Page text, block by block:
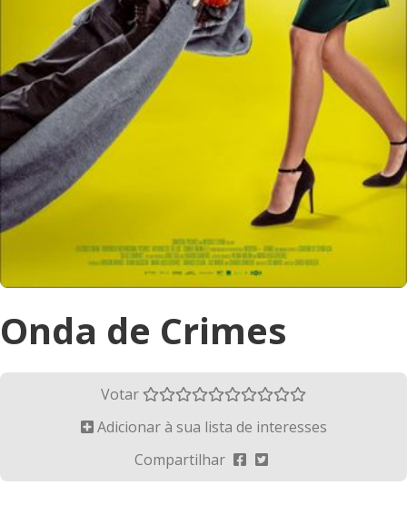
Onda de Crimes
Votar
Adicionar à sua lista de interesses
Compartilhar